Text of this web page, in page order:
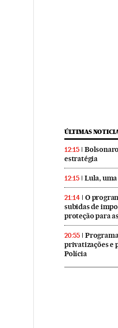
ÚLTIMAS
12:15
estratégia
12:15 Lula,
21:14
O
subidas de
proteção para
20:55
privatizações e
Polícia